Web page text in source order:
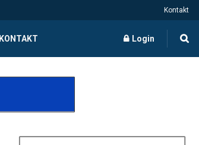
Kontakt
KONTAKT Login